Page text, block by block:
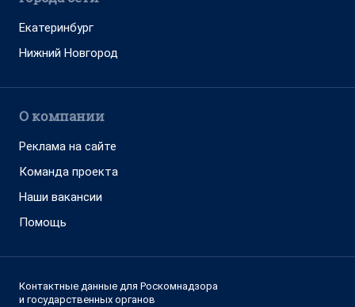
Екатеринбург
Нижний Новгород
О компании
Реклама на сайте
Команда проекта
Наши вакансии
Помощь
Контактные данные для Роскомнадзора
и государственных органов